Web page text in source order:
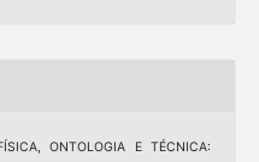
ONTOLOGIA E TÉCNICA: